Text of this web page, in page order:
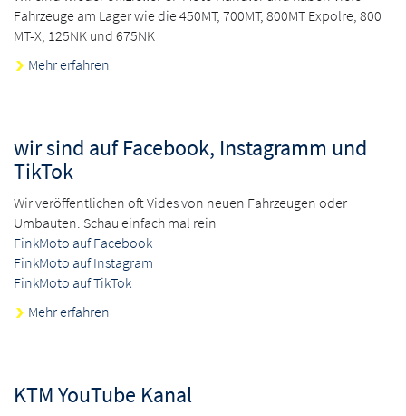
Fahrzeuge am Lager wie die 450MT, 700MT, 800MT Expolre, 800
MT-X, 125NK und 675NK
Mehr erfahren
wir sind auf Facebook, Instagramm und
TikTok
Wir veröffentlichen oft Vides von neuen Fahrzeugen oder
Umbauten. Schau einfach mal rein
FinkMoto auf Facebook
FinkMoto auf Instagram
FinkMoto auf TikTok
Mehr erfahren
KTM YouTube Kanal